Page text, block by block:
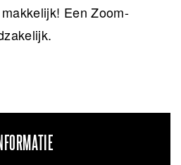
Een Zoom-